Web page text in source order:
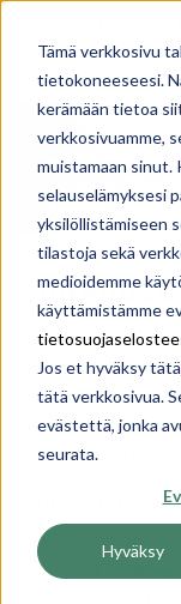
Tämä verkkosivu
tietokoneeseesi.
kerämään tietoa
verkkosivuamme,
muistamaan sinut.
selauselämyksesi
yksilöllistämiseen
tilastoja sekä
medioidemme
käyttämistämme
Jos et hyväksy
tätä verkkosivua.
evästettä, jonka
seurata.
Hyväksy
Sunhouse on
modernien
erikoistunut
materiaaleista,
asiakaspalvelusta.
Tällä hetkellä
vielä melko
työpäivät